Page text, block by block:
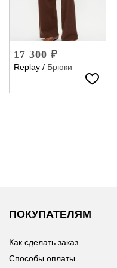
17 300 ₽
Replay / Брюки
ПОКУПАТЕЛЯМ
Как сделать заказ
Способы оплаты